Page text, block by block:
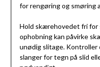
for rengøring og smøring
Hold skærehovedet fri for
ophobning kan påvirke
unødig slitage. Kontroller
slanger for tegn på slid